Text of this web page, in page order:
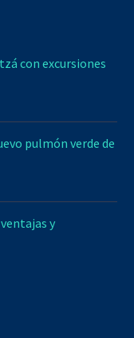
con excursiones
pulmón verde de
y